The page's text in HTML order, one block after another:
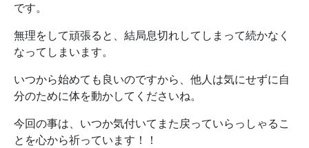
です。
無理をして頑張ると、結局息切れしてしまって続かなく
なってしまいます。
いつから始めても良いのですから、他人は気にせずに自
分のために体を動かしてくださいね。
今回の事は、いつか気付いてまた戻っていらっしゃるこ
とを心から祈っています！！